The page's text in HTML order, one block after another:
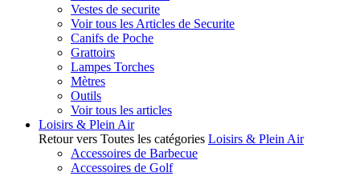
Vestes de securite
Voir tous les Articles de Securite
Canifs de Poche
Grattoirs
Lampes Torches
Mètres
Outils
Voir tous les articles
Loisirs & Plein Air
Retour vers Toutes les catégories Loisirs & Plein Air
Accessoires de Barbecue
Accessoires de Golf